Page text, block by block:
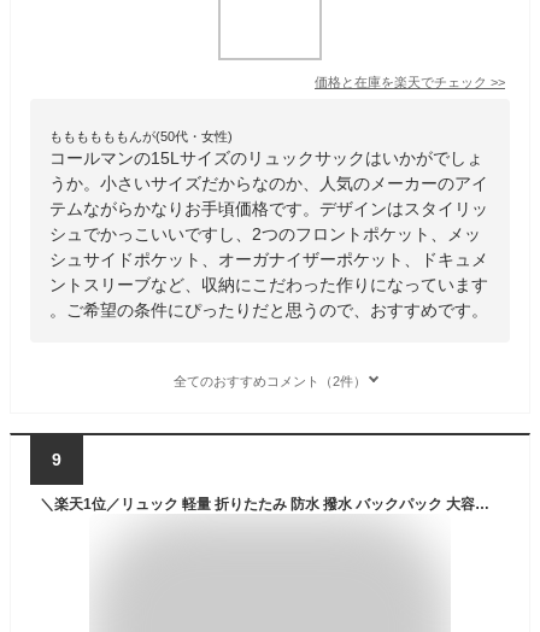
価格と在庫を楽天でチェック >>
ももももももんが(50代・女性)
コールマンの15Lサイズのリュックサックはいかがでしょ
うか。小さいサイズだからなのか、人気のメーカーのアイ
テムながらかなりお手頃価格です。デザインはスタイリッ
シュでかっこいいですし、2つのフロントポケット、メッ
シュサイドポケット、オーガナイザーポケット、ドキュメ
ントスリーブなど、収納にこだわった作りになっています
。ご希望の条件にぴったりだと思うので、おすすめです。
全てのおすすめコメント（2件）
9
＼楽天1位／リュック 軽量 折りたたみ 防水 撥水 バックパック 大容量 15L コンパクト レディース メンズ 旅行 登山 ハイキング アウトドア 通勤 通学 防災 サイクリング エコバッグ サブバッグ デイパック 収納 軽い おしゃれ シンプル プレゼント 人気 携帯 推しカラー